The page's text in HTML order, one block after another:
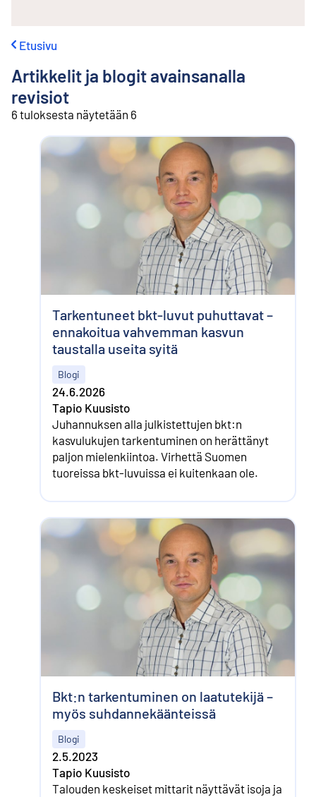
Etusivu
Artikkelit ja blogit avainsanalla
revisiot
6 tuloksesta näytetään 6
Tarkentuneet bkt-luvut puhuttavat –
ennakoitua vahvemman kasvun
taustalla useita syitä
Blogi
24.6.2026
Tapio Kuusisto
Juhannuksen alla julkistettujen bkt:n
kasvulukujen tarkentuminen on herättänyt
paljon mielenkiintoa. Virhettä Suomen
tuoreissa bkt-luvuissa ei kuitenkaan ole.
Bkt:n tarkentuminen on laatu­tekijä –
myös suhdanne­käänteissä
Blogi
2.5.2023
Tapio Kuusisto
Talouden keskeiset mittarit näyttävät isoja ja